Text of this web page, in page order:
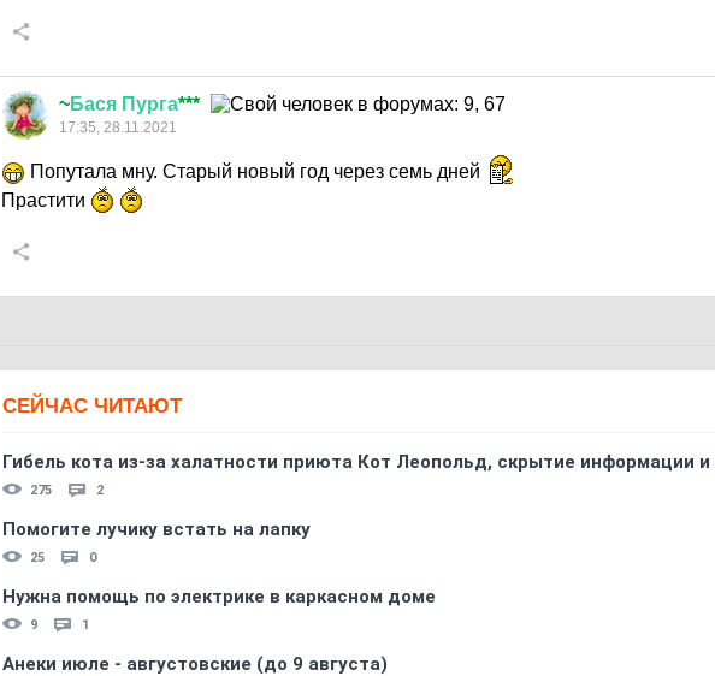
~Бася Пурга***
17:35, 28.11.2021
Попутала мну. Старый новый год через семь дней
Прастити
СЕЙЧАС ЧИТАЮТ
Гибель кота из-за халатности приюта Кот Леопольд, скрытиe информации
275 2
Помогите лучику встать на лапку
25 0
Нужна помощь по электрике в каркасном доме
9 1
Анеки июле - августовские (до 9 августа)